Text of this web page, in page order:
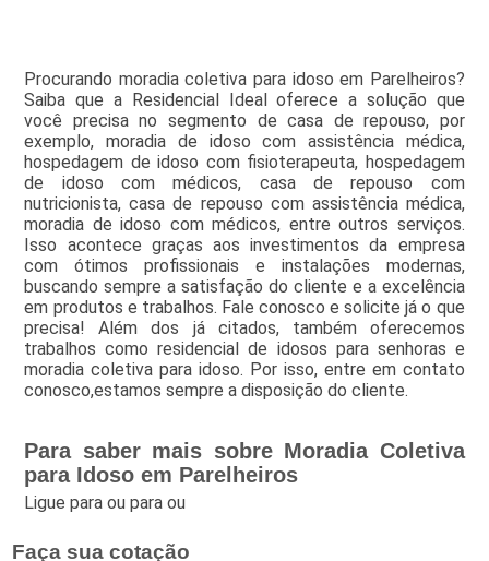
Procurando moradia coletiva para idoso em Parelheiros?
Saiba que a Residencial Ideal oferece a solução que
você precisa no segmento de casa de repouso, por
exemplo, moradia de idoso com assistência médica,
hospedagem de idoso com fisioterapeuta, hospedagem
de idoso com médicos, casa de repouso com
nutricionista, casa de repouso com assistência médica,
moradia de idoso com médicos, entre outros serviços.
Isso acontece graças aos investimentos da empresa
com ótimos profissionais e instalações modernas,
buscando sempre a satisfação do cliente e a excelência
em produtos e trabalhos. Fale conosco e solicite já o que
precisa! Além dos já citados, também oferecemos
trabalhos como residencial de idosos para senhoras e
moradia coletiva para idoso. Por isso, entre em contato
conosco,estamos sempre a disposição do cliente.
Para saber mais sobre Moradia Coletiva
para Idoso em Parelheiros
Ligue paraou paraou
Faça sua cotação